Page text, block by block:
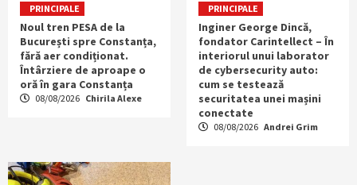
PRINCIPALE
Noul tren PESA de la
București spre Constanța,
fără aer condiționat.
Întârziere de aproape o
oră în gara Constanța
08/08/2026 Chirila Alexe
PRINCIPALE
Inginer George Dincă,
fondator Carintellect – În
interiorul unui laborator
de cybersecurity auto:
cum se testează
securitatea unei mașini
conectate
08/08/2026 Andrei Grim